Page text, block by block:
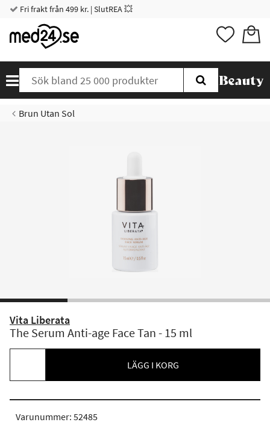
Fri frakt från 499 kr. | SlutREA 💥
Brun Utan Sol
Vita Liberata
The Serum Anti-age Face Tan - 15 ml
LÄGG I KORG
Varunummer: 52485